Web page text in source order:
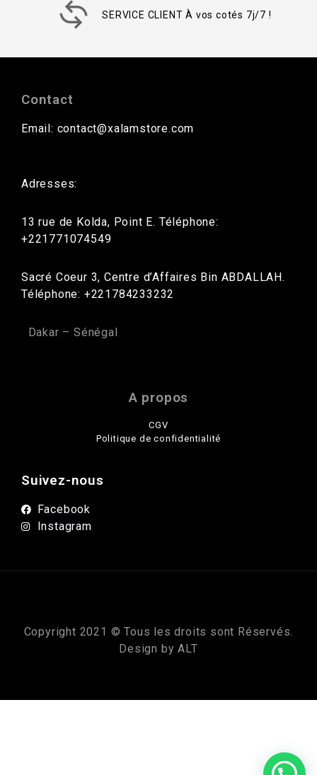
SERVICE CLIENT À vos cotés 7j/7 !
Contact
Email: contact@xalamstore.com
Adresses:
13 rue de Kolda, Point E. Téléphone:
+221771074549
Sacré Coeur 3, Centre d’Affaires Bin ABDALLAH.
Téléphone: +221784233232
Dakar – Sénégal
A propos
CGV
Politique de confidentialité
Suivez-nous
Facebook
Instagram
Copyright 2021 © Tous les droits sont Réservés.
Design by ALT